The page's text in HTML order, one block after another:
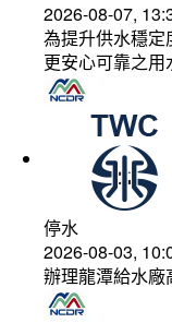
2026-08-07,
為提升供水穩
更安心可靠之用
停水
2026-08-03,
辦理龍潭給水廠